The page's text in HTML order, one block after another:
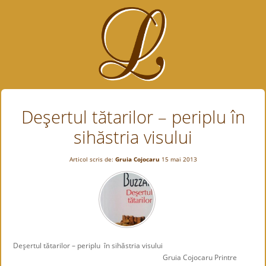
Deşertul tătarilor – periplu în
sihăstria visului
Articol scris de: Gruia Cojocaru 15 mai 2013
Deşertul tătarilor – periplu în sihăstria visului
Gruia Cojocaru Printre